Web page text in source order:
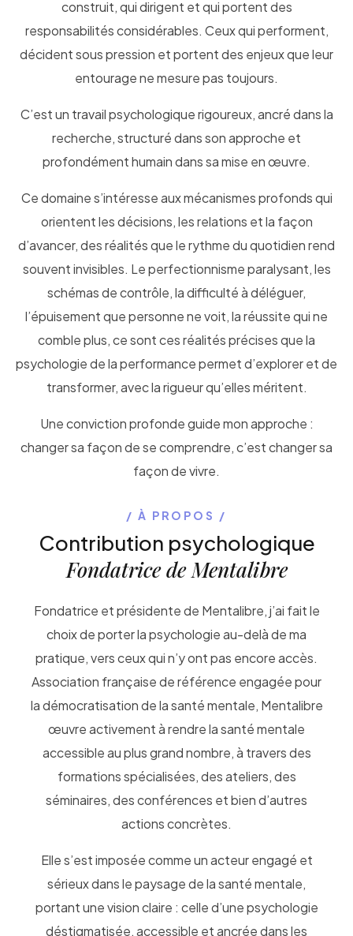
construit, qui dirigent et qui portent des
responsabilités considérables. Ceux qui performent,
décident sous pression et portent des enjeux que leur
entourage ne mesure pas toujours.
C’est un travail psychologique rigoureux, ancré dans la
recherche, structuré dans son approche et
profondément humain dans sa mise en œuvre.
Ce domaine s’intéresse aux mécanismes profonds qui
orientent les décisions, les relations et la façon
d’avancer, des réalités que le rythme du quotidien rend
souvent invisibles. Le perfectionnisme paralysant, les
schémas de contrôle, la difficulté à déléguer,
l’épuisement que personne ne voit, la réussite qui ne
comble plus, ce sont ces réalités précises que la
psychologie de la performance permet d’explorer et de
transformer, avec la rigueur qu’elles méritent.
Une conviction profonde guide mon approche :
changer sa façon de se comprendre, c’est changer sa
façon de vivre.
À PROPOS
Contribution psychologique
Fondatrice de Mentalibre
Fondatrice et présidente de Mentalibre, j’ai fait le
choix de porter la psychologie au-delà de ma
pratique, vers ceux qui n’y ont pas encore accès.
Association française de référence engagée pour
la démocratisation de la santé mentale, Mentalibre
œuvre activement à rendre la santé mentale
accessible au plus grand nombre, à travers des
formations spécialisées, des ateliers, des
séminaires, des conférences et bien d’autres
actions concrètes.
Elle s’est imposée comme un acteur engagé et
sérieux dans le paysage de la santé mentale,
portant une vision claire : celle d’une psychologie
déstigmatisée, accessible et ancrée dans les